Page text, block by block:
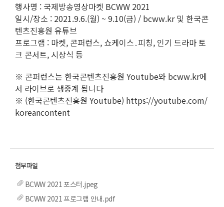
행사명 : 국제방송영상마켓 BCWW 2021
일시/장소 : 2021.9.6.(월) ~ 9.10(금) / bcww.kr 및 한국콘
텐츠진흥원 유튜브
프로그램 : 마켓, 콘퍼런스, 쇼케이스․피칭, 인기 드라마 토
크 콘서트, 시상식 등
※ 콘퍼런스는 한국콘텐츠진흥원 Youtube와 bcww.kr에
서 라이브로 생중계 됩니다
※ (한국콘텐츠진흥원 Youtube) https://youtube.com/
koreancontent
BCWW 2021 포스터.jpeg
BCWW 2021 프로그램 안내.pdf